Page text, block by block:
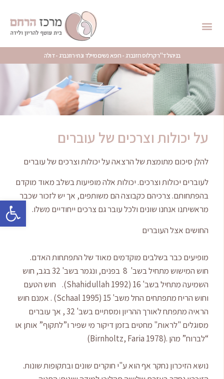
פתח
בניהול ד"ר קרלוס רוזנברג - רופא נשים מיילד ונתי רוזנברג - דולה
על יכולות וצרכים של עוברים
להלן סיכום מתומצת של הרצאה על יכולות וצרכים של עוברים
לעוברים יכולות וצרכים. יכולות אלה מופיעות בשלב מאוד מוקדם
בהפתחותם. צרכיהם כקבוצה הם משותפים, אך יש לזכור שכבר
מראשיתנו אנחנו שונים ולכל עובר גם צרכים ייחודיים משלו.
החושים אצל העוברים
מופיעים כבר בשלבים מוקדמים מאוד של התפתחות האדם.
חוש המישוש מתחיל בשב' 8 בפנים, ונגמר בשב' 32 בגב, חוש
השמיעה מתחיל בשב' 16 (Shahidullah 1992). חוש הטעם
וחוש הריח מתפתחים החל משב' 15 (Schaal 1995) . אמנם חוש
הראיה מתפתח לאורך ההריון ומסתיים בשב' 32 , אך עוברים
מסוגלים "לראות" מחטים בזמן דיקור מי שפיר ו”לתקוף” אותן או
“לברוח” מהן .(Birnholtz, Faria 1978)
נושא הזיכרון נחקר אף הוא ע"י חוקרים שונים ובתקופות שונות.